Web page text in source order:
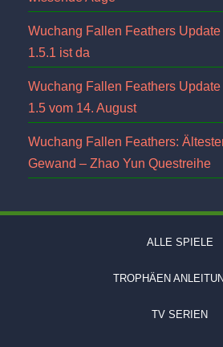
Wuchang Fallen Feathers
1.5.1 ist da
Wuchang Fallen Feathers
1.5 vom 14. August
Wuchang Fallen Feathers:
Gewand – Zhao Yun Questreihe
ALLE SPIELE
TROPHÄEN
TV SERIEN